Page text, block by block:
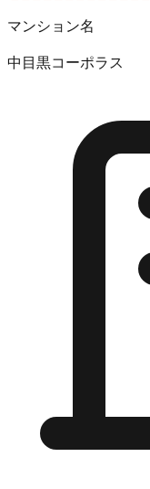
マンション名
中目黒コーポラス